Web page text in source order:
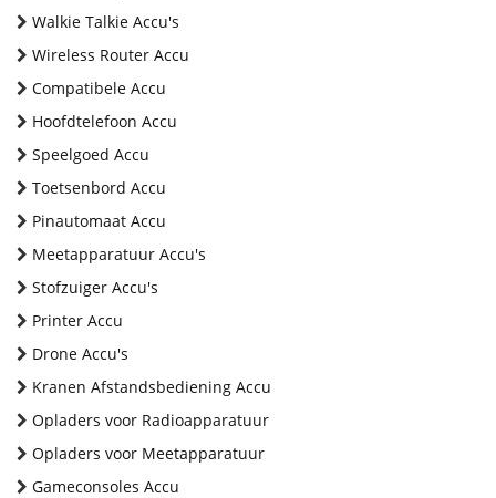
Walkie Talkie Accu's
Wireless Router Accu
Compatibele Accu
Hoofdtelefoon Accu
Speelgoed Accu
Toetsenbord Accu
Pinautomaat Accu
Meetapparatuur Accu's
Stofzuiger Accu's
Printer Accu
Drone Accu's
Kranen Afstandsbediening Accu
Opladers voor Radioapparatuur
Opladers voor Meetapparatuur
Gameconsoles Accu